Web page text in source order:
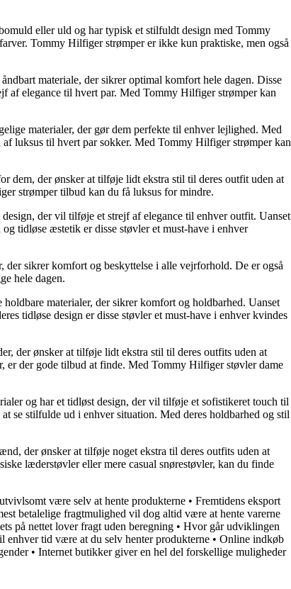
eller uld og har typisk et stilfuldt design med Tommy
Tommy Hilfiger strømper er ikke kun praktiske, men også
materiale, der sikrer optimal komfort hele dagen. Disse
af elegance til hvert par. Med Tommy Hilfiger strømper kan
materialer, der gør dem perfekte til enhver lejlighed. Med
luksus til hvert par sokker. Med Tommy Hilfiger strømper kan
dem, der ønsker at tilføje lidt ekstra stil til deres outfit uden at
strømper tilbud kan du få luksus for mindre.
der vil tilføje et strejf af elegance til enhver outfit. Uanset
tidløse æstetik er disse støvler et must-have i enhver
sikrer komfort og beskyttelse i alle vejrforhold. De er også
hele dagen.
materialer, der sikrer komfort og holdbarhed. Uanset
tidløse design er disse støvler et must-have i enhver kvindes
der ønsker at tilføje lidt ekstra stil til deres outfits uden at
er der gode tilbud at finde. Med Tommy Hilfiger støvler dame
og har et tidløst design, der vil tilføje et sofistikeret touch til
se stilfulde ud i enhver situation. Med deres holdbarhed og stil
der ønsker at tilføje noget ekstra til deres outfits uden at
læderstøvler eller mere casual snørestøvler, kan du finde
være selv at hente produkterne • Fremtidens eksport
betalelige fragtmulighed vil dog altid være at hente varerne
på nettet lover fragt uden beregning • Hvor går udviklingen
enhver tid være at du selv henter produkterne • Online indkøb
• Internet butikker giver en hel del forskellige muligheder